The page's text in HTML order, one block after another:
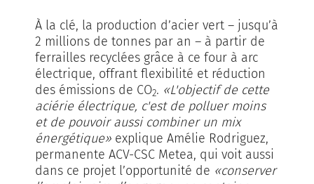
À la clé, la production d’acier vert – jusqu’à
2 millions de tonnes par an – à partir de
ferrailles recyclées grâce à ce four à arc
électrique, offrant flexibilité et réduction
des émissions de CO2. «L'objectif de cette
aciérie électrique, c'est de polluer moins
et de pouvoir aussi combiner un mix
énergétique» explique Amélie Rodriguez,
permanente ACV-CSC Metea, qui voit aussi
dans ce projet l’opportunité de «conserver